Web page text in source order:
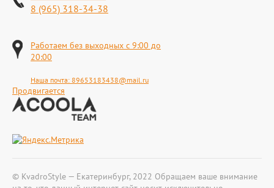
8 (965) 318-34-38
Работаем без выходных с 9:00 до
20:00
Наша почта: 89653183438@mail.ru
Продвигается
© KvadroStyle — Екатеринбург, 2022 Обращаем ваше внимание